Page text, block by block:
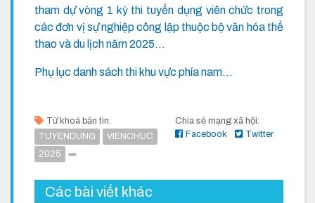
tham dự vòng 1 kỳ thi tuyển dụng viên chức trong
các đơn vị sự nghiệp công lập thuộc bộ văn hóa thể
thao và du lịch năm 2025...
Phụ lục danh sách thi khu vực phía nam...
Từ khoá bản tin:
TUYENDUNG
VIENCHUC
2025
Chia sẻ mạng xã hội:
Facebook
Twitter
Các bài viết khác